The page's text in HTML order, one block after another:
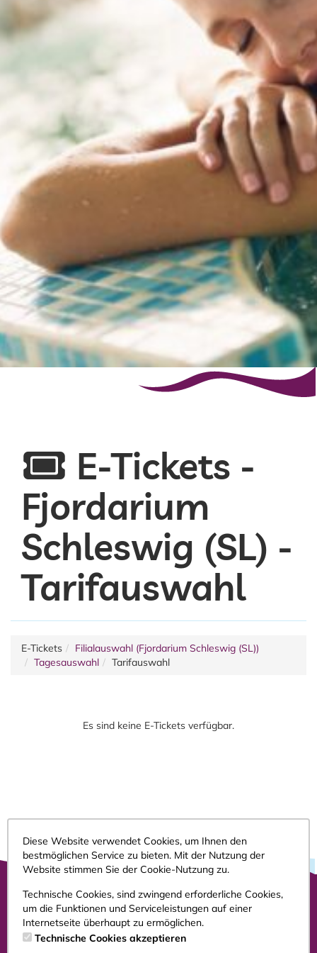
E-Tickets -
Fjordarium
Schleswig (SL) -
Tarifauswahl
E-Tickets
Filialauswahl (Fjordarium Schleswig (SL))
Tagesauswahl
Tarifauswahl
Es sind keine E-Tickets verfügbar.
Impressum
AGB
Diese Website verwendet Cookies, um Ihnen den
bestmöglichen Service zu bieten. Mit der Nutzung der
Website stimmen Sie der Cookie-Nutzung zu.
Technische Cookies, sind zwingend erforderliche Cookies,
um die Funktionen und Serviceleistungen auf einer
Internetseite überhaupt zu ermöglichen.
Technische Cookies akzeptieren